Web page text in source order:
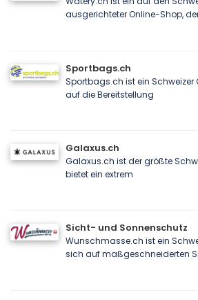
ausgerichteter Online-Shop,
Sportbags.ch
Sportbags.ch ist ein Schweizer
auf die Bereitstellung
Galaxus.ch
Galaxus.ch ist der größte
bietet ein extrem
Sicht- und Sonnenschutz
Wunschmasse.ch ist ein
sich auf maßgeschneiderten